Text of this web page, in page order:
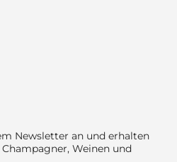
Newsletter an und erhalten
Weinen und